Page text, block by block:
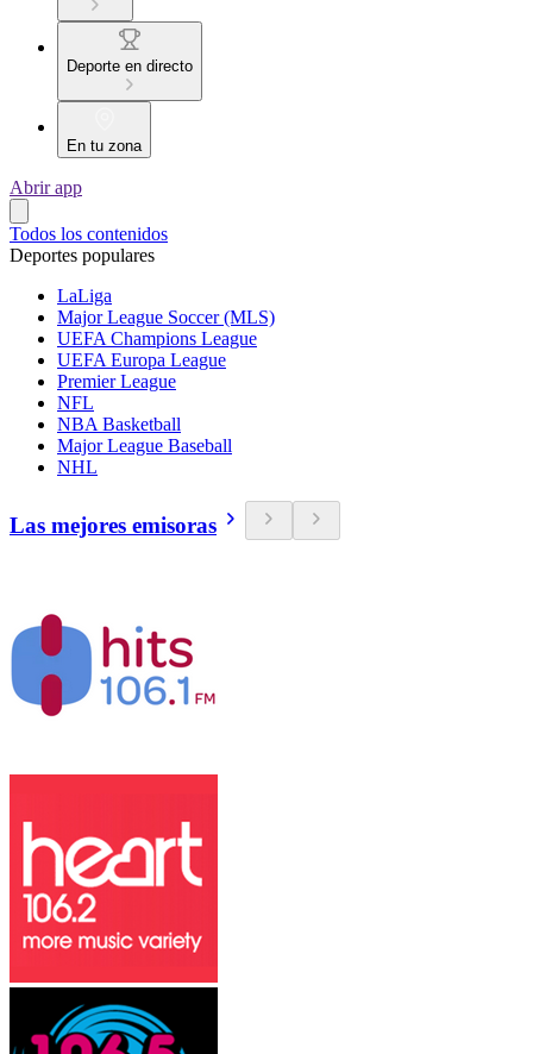
Deporte en directo
En tu zona
Abrir app
Todos los contenidos
Deportes populares
LaLiga
Major League Soccer (MLS)
UEFA Champions League
UEFA Europa League
Premier League
NFL
NBA Basketball
Major League Baseball
NHL
Las mejores emisoras